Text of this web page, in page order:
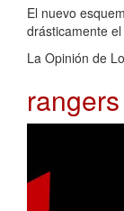
El nuevo
drásticamente
La Opinión de